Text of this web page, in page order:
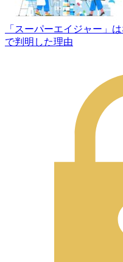
「スーパーエイジャー」
で判明した理由